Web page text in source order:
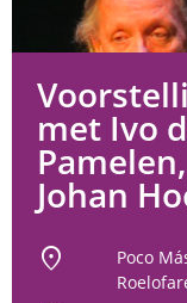
met Ivo
Johan
location_on
Poco